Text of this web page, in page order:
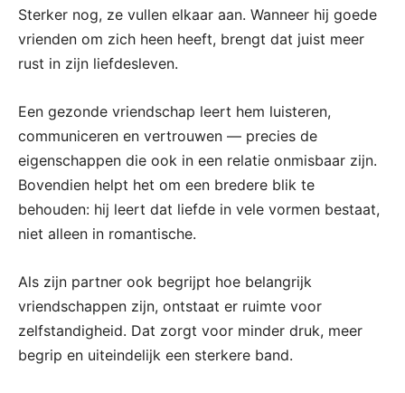
Sterker nog, ze vullen elkaar aan. Wanneer hij goede
vrienden om zich heen heeft, brengt dat juist meer
rust in zijn liefdesleven.
Een gezonde vriendschap leert hem luisteren,
communiceren en vertrouwen — precies de
eigenschappen die ook in een relatie onmisbaar zijn.
Bovendien helpt het om een bredere blik te
behouden: hij leert dat liefde in vele vormen bestaat,
niet alleen in romantische.
Als zijn partner ook begrijpt hoe belangrijk
vriendschappen zijn, ontstaat er ruimte voor
zelfstandigheid. Dat zorgt voor minder druk, meer
begrip en uiteindelijk een sterkere band.